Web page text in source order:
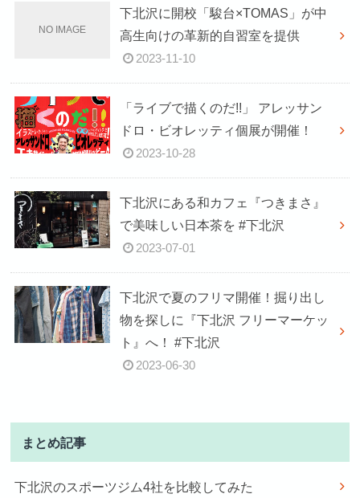
下北沢に開校「駿台×TOMAS」が中
高生向けの革新的自習室を提供
2023-11-10
「ライブで描くのだ!!」 アレッサン
ドロ・ビオレッティ個展が開催！
2023-10-28
下北沢にある和カフェ『つきまさ』
で美味しい日本茶を #下北沢
2023-07-01
下北沢で夏のフリマ開催！掘り出し
物を探しに『下北沢 フリーマーケッ
ト』へ！ #下北沢
2023-06-30
まとめ記事
下北沢のスポーツジム4社を比較してみた